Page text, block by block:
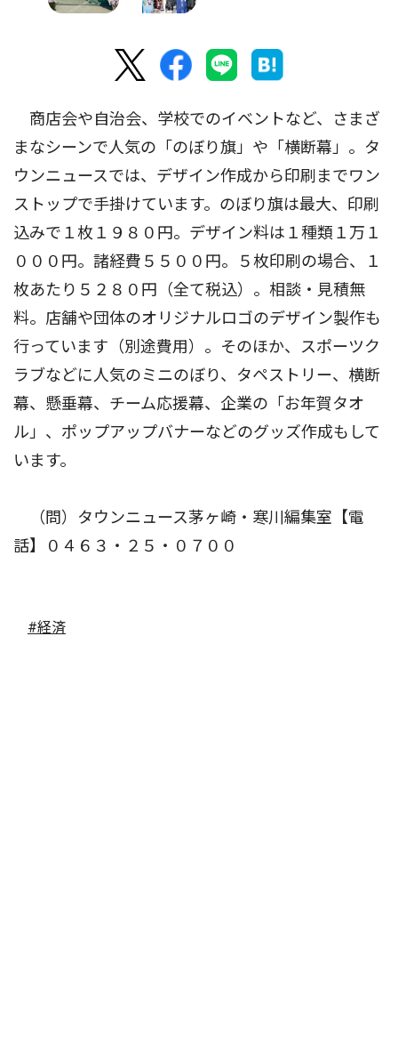
商店会や自治会、学校でのイベントなど、さまざ
まなシーンで人気の「のぼり旗」や「横断幕」。タ
ウンニュースでは、デザイン作成から印刷までワン
ストップで手掛けています。のぼり旗は最大、印刷
込みで１枚１９８０円。デザイン料は１種類１万１
０００円。諸経費５５００円。５枚印刷の場合、１
枚あたり５２８０円（全て税込）。相談・見積無
料。店舗や団体のオリジナルロゴのデザイン製作も
行っています（別途費用）。そのほか、スポーツク
ラブなどに人気のミニのぼり、タペストリー、横断
幕、懸垂幕、チーム応援幕、企業の「お年賀タオ
ル」、ポップアップバナーなどのグッズ作成もして
います。
（問）タウンニュース茅ヶ崎・寒川編集室【電
話】０４６３・２５・０７００
#経済